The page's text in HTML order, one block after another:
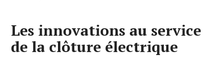
Les innovations au service
de la clôture électrique